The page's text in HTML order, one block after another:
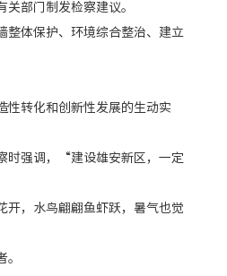
部门制发检察建议。
体保护、环境综合整治、建立
转化和创新性发展的生动实
时强调，“建设雄安新区，一定
，水鸟翩翩鱼虾跃，暑气也觉